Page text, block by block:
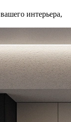
интерьера,